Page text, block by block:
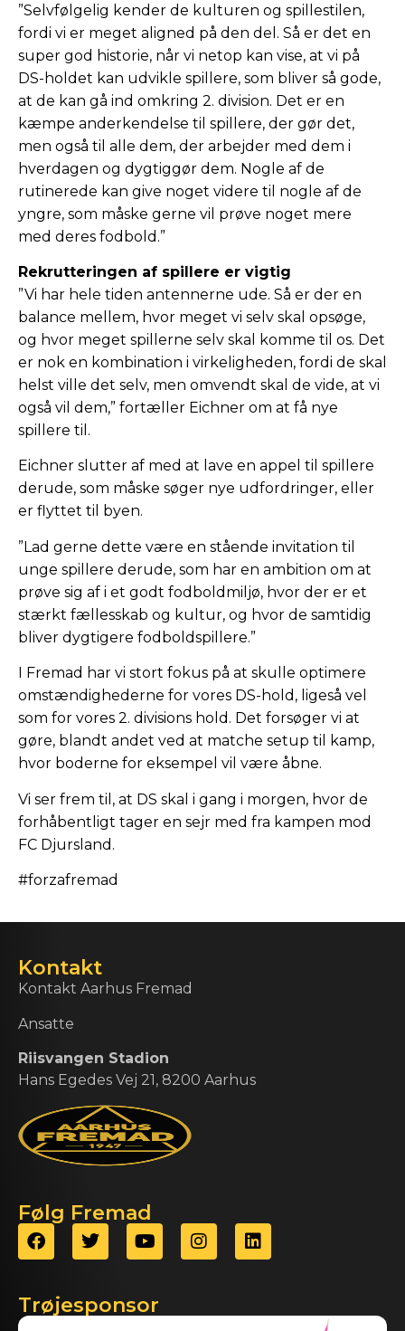
”Selvfølgelig kender de kulturen og spillestilen,
fordi vi er meget aligned på den del. Så er det en
super god historie, når vi netop kan vise, at vi på
DS-holdet kan udvikle spillere, som bliver så gode,
at de kan gå ind omkring 2. division. Det er en
kæmpe anderkendelse til spillere, der gør det,
men også til alle dem, der arbejder med dem i
hverdagen og dygtiggør dem. Nogle af de
rutinerede kan give noget videre til nogle af de
yngre, som måske gerne vil prøve noget mere
med deres fodbold.”
Rekrutteringen af spillere er vigtig
”Vi har hele tiden antennerne ude. Så er der en
balance mellem, hvor meget vi selv skal opsøge,
og hvor meget spillerne selv skal komme til os. Det
er nok en kombination i virkeligheden, fordi de skal
helst ville det selv, men omvendt skal de vide, at vi
også vil dem,” fortæller Eichner om at få nye
spillere til.
Eichner slutter af med at lave en appel til spillere
derude, som måske søger nye udfordringer, eller
er flyttet til byen.
”Lad gerne dette være en stående invitation til
unge spillere derude, som har en ambition om at
prøve sig af i et godt fodboldmiljø, hvor der er et
stærkt fællesskab og kultur, og hvor de samtidig
bliver dygtigere fodboldspillere.”
I Fremad har vi stort fokus på at skulle optimere
omstændighederne for vores DS-hold, ligeså vel
som for vores 2. divisions hold. Det forsøger vi at
gøre, blandt andet ved at matche setup til kamp,
hvor boderne for eksempel vil være åbne.
Vi ser frem til, at DS skal i gang i morgen, hvor de
forhåbentligt tager en sejr med fra kampen mod
FC Djursland.
#forzafremad
Kontakt
Kontakt Aarhus Fremad
Ansatte
Riisvangen Stadion
Hans Egedes Vej 21, 8200 Aarhus
Følg Fremad
Trøjesponsor